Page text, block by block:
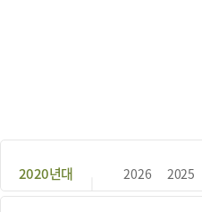
2020년대 2026 2025